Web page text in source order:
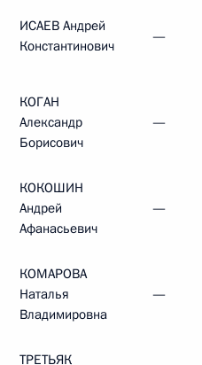
ИСАЕВ Андрей
Константинович
—
КОГАН
Александр
Борисович
—
КОКОШИН
Андрей
Афанасьевич
—
КОМАРОВА
Наталья
Владимировна
—
ТРЕТЬЯК